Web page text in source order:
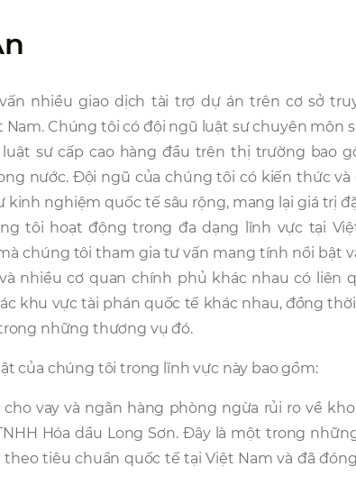
nhiều giao dịch tài trợ dự án trên cơ sở
Nam. Chúng tôi có đội ngũ luật sư chuyên môn
sư cấp cao hàng đầu trên thị trường bao
nước. Đội ngũ của chúng tôi có kiến thức và
kinh nghiệm quốc tế sâu rộng, mang lại giá trị
tôi hoạt động trong đa dạng lĩnh vực tại
chúng tôi tham gia tư vấn mang tính nổi bật
nhiều cơ quan chính phủ khác nhau có liên
khu vực tài phán quốc tế khác nhau, đồng
những thương vụ đó.
của chúng tôi trong lĩnh vực này bao gồm:
vay và ngân hàng phòng ngừa rủi ro về
Hóa dầu Long Sơn. Đây là một trong
tiêu chuẩn quốc tế tại Việt Nam và đã